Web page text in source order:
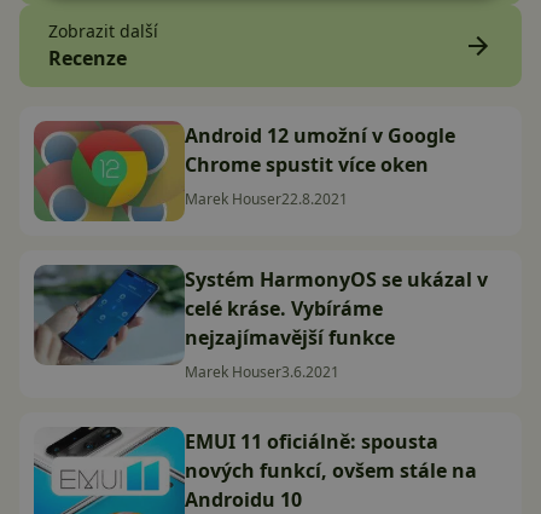
Zobrazit další
Recenze
Android 12 umožní v Google
Chrome spustit více oken
Marek Houser22.8.2021
Systém HarmonyOS se ukázal v
celé kráse. Vybíráme
nejzajímavější funkce
Marek Houser3.6.2021
EMUI 11 oficiálně: spousta
nových funkcí, ovšem stále na
Androidu 10